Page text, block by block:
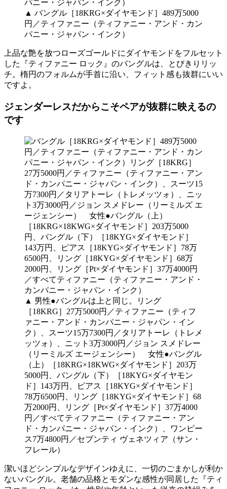
▲ バングル［18KRG×ダイヤモンド］489万5000
円／ティファニー（ティファニー・アンド・カン
パニー・ジャパン・インク）
上品な艶を放つローズゴールドにダイヤモンドをフルセット
した『ティファニー ロック』のバングルは、とびきりリッ
チ。楕円のフォルムが手首に沿い、フィット感も抜群にいい
ですよ。
ジェンダーレスだからこそペアが抜群に映えるの
です
▲ 男性●バングルは上と同じ。リング
［18KRG］27万5000円／ティファニー（ティフ
ァニー・アンド・カンパニー・ジャパン・イン
ク）、スーツ15万7300円／タリアトーレ（トレメ
ッツォ）、ニット3万3000円／ジョン スメドレー
（リーミルズ エージェンシー） 女性●バングル
（上）［18KRG×18KWG×ダイヤモンド］203万
5000円、バングル（下）［18KYG×ダイヤモン
ド］143万円、ピアス［18KYG×ダイヤモンド］
78万6500円、リング［18KYG×ダイヤモンド］68
万2000円、リング［Pt×ダイヤモンド］37万4000
円／すべてティファニー（ティファニー・アン
ド・カンパニー・ジャパン・インク）、ワンピー
ス7万4800円／セブンティ ヴェネツィア（サン・
フレール）
潔いほどシンプルなデザインゆえに、一切のごまかしが利か
ないバングル。老舗の品格とモダンな感性が同居した『ティ